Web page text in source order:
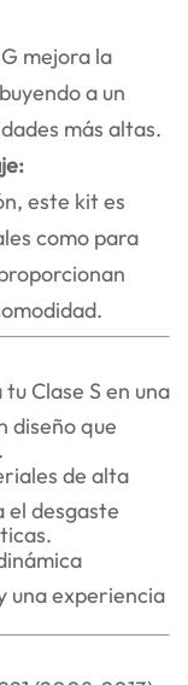
mejora la
a un
más altas.
este kit es
como para
Clase S en una
diseño que
de alta
el desgaste
una experiencia